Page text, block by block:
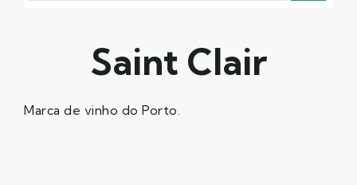
Saint Clair
Marca de vinho do Porto.